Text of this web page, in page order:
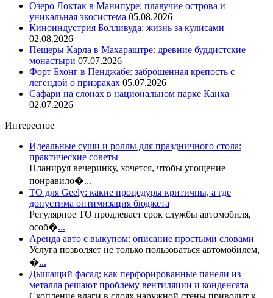
Озеро Локтак в Манипуре: плавучие острова и
уникальная экосистема 05.08.2026
Киноиндустрия Болливуда: жизнь за кулисами
02.08.2026
Пещеры Карла в Махараштре: древние буддистские
монастыри 07.07.2026
Форт Бхонг в Пенджабе: заброшенная крепость с
легендой о призраках 05.07.2026
Сафари на слонах в национальном парке Канха
02.07.2026
Интересное
Идеальные суши и роллы для праздничного стола:
практические советы
Планируя вечеринку, хочется, чтобы угощение
понравило�...
ТО для Geely: какие процедуры критичны, а где
допустима оптимизация бюджета
Регулярное ТО продлевает срок службы автомобиля,
особ�...
Аренда авто с выкупом: описание простыми словами
Услуга позволяет не только пользоваться автомобилем,
�...
Дышащий фасад: как перфорированные панели из
металла решают проблему вентиляции и конденсата